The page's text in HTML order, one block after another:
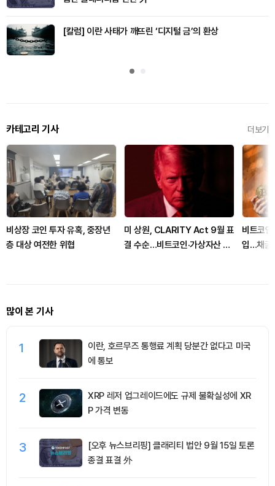
[칼럼] 이란 사태가 깨뜨린 ‘디지털 금’의 환상
카테고리 기사 더보기
비상장 코인 투자 유혹, 중장년
층 대상 여전한 위협
미 상원, CLARITY Act 9월 표
결 수순…비트코인·가상자산 규
비트코
입…채굴
많이 본 기사
1
이란, 호르무즈 통행료 계획 당분간 없다고 미국
에 통보
2
XRP 레저 업그레이드에도 규제 불확실성에 XR
P 가격 변동
3
[오후 뉴스브리핑] 클래리티 법안 9월 15일 토론
종결 표결 外